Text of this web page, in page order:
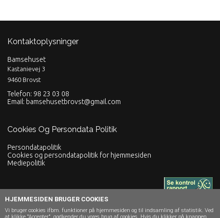
Kontaktoplysninger
Bamsehuset
Kastanievej 3
9460 Brovst
Telefon: 98 23 03 08
Email: bamsehusetbrovst@gmail.com
Cookies Og Persondata Politik
Persondatapolitik
Cookies og persondatapolitik for hjemmesiden
Mediepolitik
2026 © Bamsehuset. Alle rettigheder forbeholdes. Powered by
HJEMMESIDEN BRUGER COOKIES
Vi bruger cookies ifbm. funktioner på hjemmesiden og til indsamling af statistik. Ved